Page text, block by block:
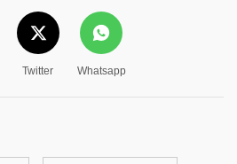
Twitter Whatsapp